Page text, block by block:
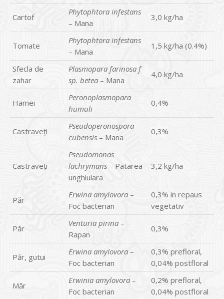
Cartof
Phytophtora infestans
– Mana
3,0 kg/ha
Tomate
Phytophtora infestans
– Mana
1,5 kg/ha (0.4%)
Sfecla de
zahar
Plasmopara farinosa f
sp. betea – Mana
4,0 kg/ha
Hamei
Peronoplasmopara
humuli
0,4%
Castraveţi
Pseudoperonospora
cubensis – Mana
0,3%
Castraveţi
Pseudomonas
lachrymans – Patarea
unghiulara
3,2 kg/ha
Păr
Erwina amylovora –
Foc bacterian
0,3% in repaus
vegetativ
Păr
Venturia pirina –
Rapan
0,3%
Păr, gutui
Erwina amylovora –
Foc bacterian
0,3% prefloral,
0,04% postfloral
Măr
Erwinia amylovora –
Foc bacterian
0,2% prefloral,
0,04% postfloral